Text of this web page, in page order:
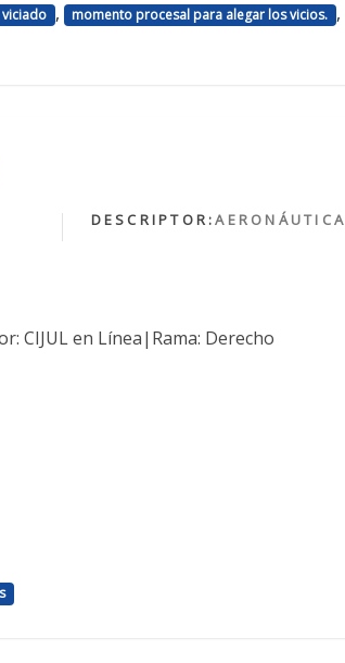
, momento procesal para alegar los vicios. ,
DESCRIPTOR:AERONÁUTICA
CIJUL en Línea|Rama: Derecho